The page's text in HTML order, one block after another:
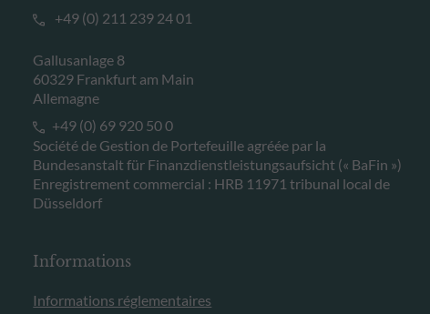
+49 (0) 211 239 24 01
Gallusanlage 8
60329 Frankfurt am Main
Allemagne
+49 (0) 69 920 50 0
Société de Gestion de Portefeuille agréée par la
Bundesanstalt für Finanzdienstleistungsaufsicht (« BaFin »)
Enregistrement commercial : HRB 11971 tribunal local de
Düsseldorf
Informations
Informations réglementaires